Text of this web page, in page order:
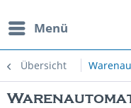
Menü
Übersicht
Spielautomaten